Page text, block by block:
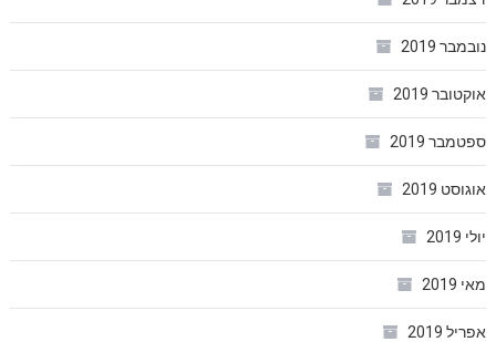
נובמבר 2019
אוקטובר 2019
ספטמבר 2019
אוגוסט 2019
יולי 2019
מאי 2019
אפריל 2019